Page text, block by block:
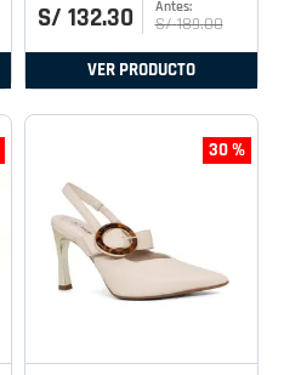
S/ 132.30 S/ 189.00
VER PRODUCTO
30 %